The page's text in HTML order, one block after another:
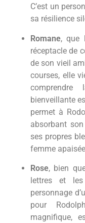
C’est un
sa résilience
Romane, que
réceptacle de
de son vieil
courses, elle
bienveillante
permet à
absorbant
ses propres
femme
Rose, bien
lettres et
personnage
pour
magnifique,